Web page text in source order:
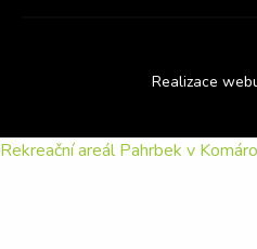
Realizace
Rekreační areál Pahrbek v